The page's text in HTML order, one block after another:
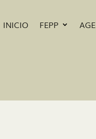
INICIO FEPP